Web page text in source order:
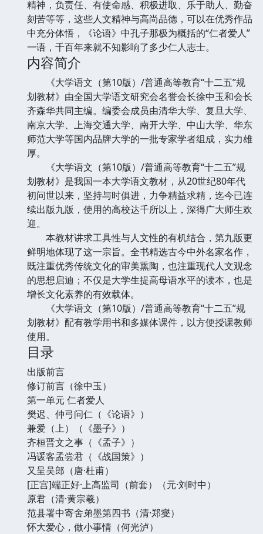
精神，负责任、有使命感、积极进取、乐于助人、勤奋
刻苦等等，这些人文精神与高尚品德，可以在优秀作品
中充分体悟，《论语》中孔子那极为概括的“仁者爱人”
一语，千百年来就不知影响了多少仁人志士。
内容简介
《大学语文（第10版）/普通高等教育“十二五”规
划教材》由全国大学语文研究会名誉会长徐中玉和会长
齐森华共同主编。编委会成员由清华大学、复旦大学、
南京大学、上海交通大学、南开大学、中山大学、华东
师范大学等国内品牌大学的一批专家学者组成，实力雄
厚。
《大学语文（第10版）/普通高等教育“十二五”规
划教材》是我国一本大学语文教材，从20世纪80年代
初问世以来，坚持与时俱进，力争精益求精，迄今已连
续出版九版，使用的高校达千所以上，深得广大师生欢
迎。
本教材讲求工具性与人文性的有机结合，第九版更
鲜明地体现了这一宗旨。全书精选古今中外名家名作，
既注重优秀传统文化的审美熏陶，也注重现代人文观念
的思想启迪；不仅是大学生提高母语水平的读本，也是
增长文化素养的有效载体。
《大学语文（第10版）/普通高等教育“十二五”规
划教材》配有教学用书和多媒体课件，以方便授课教师
使用。
目录
出版前言
修订前言（徐中玉）
第一单元 仁者爱人
樊迟、仲弓问仁（《论语》）
兼爱（上）（《墨子》）
齐桓晋文之事（《孟子》）
冯谖客孟尝君（《战国策》）
又呈吴郎（唐·杜甫）
[正宫]端正好·上高监司（前套）（元·刘时中）
原君（清·黄宗羲）
范县署中寄舍弟墨第四书（清·郑燮）
怀大爱心，做小事情（何光泸）